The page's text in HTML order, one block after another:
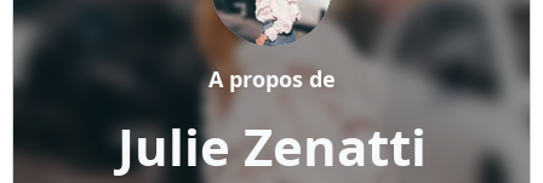
Julie Zenatti
A propos de